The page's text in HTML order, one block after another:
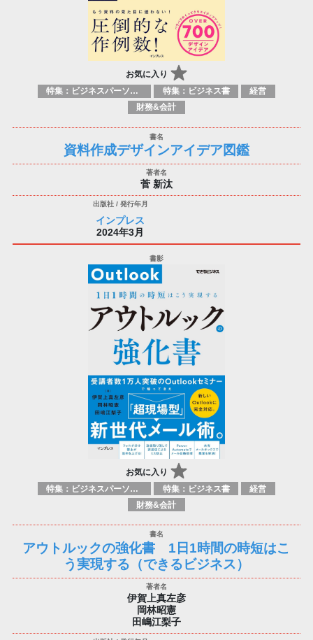
お気に入り
特集：ビジネスパーソン必携の一冊 特集：ビジネス書
経営
財務&会計
資料作成デザインアイデア図鑑
菅 新汰
インプレス
2024年3月
お気に入り
特集：ビジネスパーソン必携の一冊 特集：ビジネス書
経営
財務&会計
アウトルックの強化書 1日1時間の時短はこ
う実現する（できるビジネス）
伊賀上真左彦
岡林昭憲
田嶋江梨子